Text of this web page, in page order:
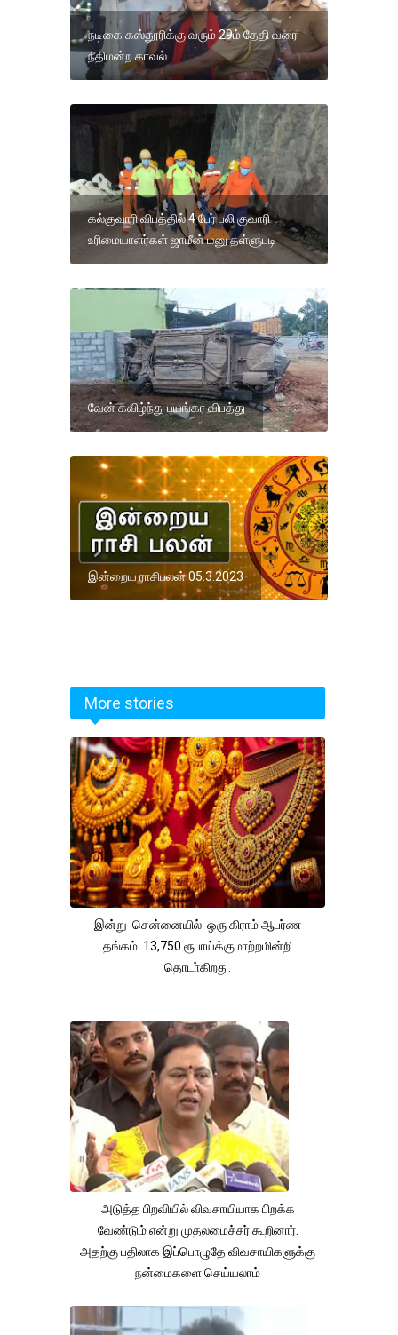
நடிகை கஸ்தூரிக்கு வரும் 29ம் தேதி வரை
நீதிமன்ற காவல்.
கல்குவாரி விபத்தில் 4 பேர் பலி குவாரி
உரிமையாளர்கள் ஜாமீன் மனு தள்ளுபடி
வேன் கவிழ்ந்து பயங்கர விபத்து
இன்றைய ராசிபலன் 05.3.2023
More stories
இன்று சென்னையில் ஒரு கிராம் ஆபர்ண
தங்கம் 13,750 ரூபாய்க்குமாற்றமின்றி
தொடா்கிறது.
அடுத்த பிறவியில் விவசாயியாக பிறக்க
வேண்டும் என்று முதலமைச்சர் கூறினார்.
அதற்கு பதிலாக இப்பொழுதே விவசாயிகளுக்கு
நன்மைகளை செய்யலாம்